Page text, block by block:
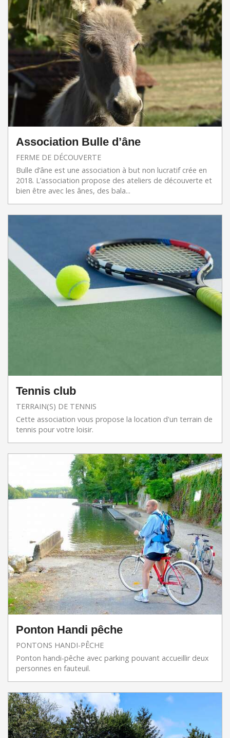
Association Bulle d’âne
FERME DE DÉCOUVERTE
Bulle d’âne est une association à but non lucratif crée en
2018. L’association propose des ateliers de découverte et
bien être avec les ânes, des bala...
Tennis club
TERRAIN(S) DE TENNIS
Cette association vous propose la location d'un terrain de
tennis pour votre loisir.
Ponton Handi pêche
PONTONS HANDI-PÊCHE
Ponton handi-pêche avec parking pouvant accueillir deux
personnes en fauteuil.